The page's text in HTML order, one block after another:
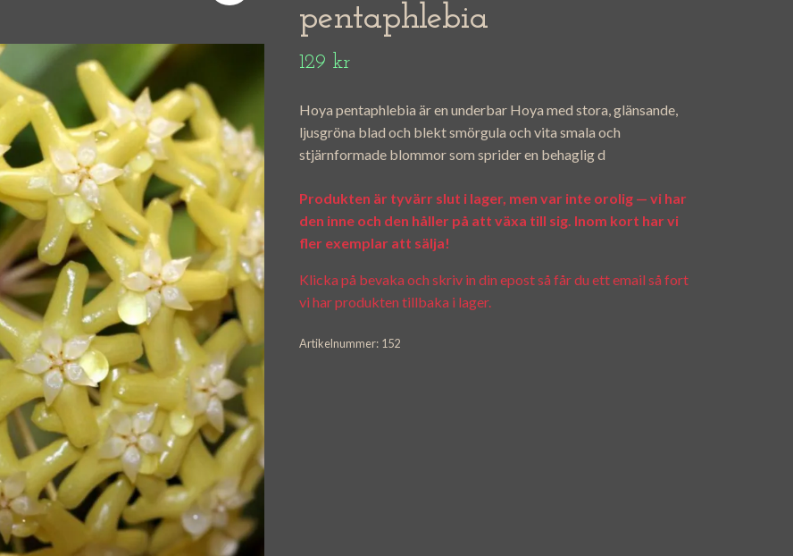
pentaphlebia
129 kr
Hoya pentaphlebia är en underbar Hoya med stora, glänsande,
ljusgröna blad och blekt smörgula och vita smala och
stjärnformade blommor som sprider en behaglig d
Produkten är tyvärr slut i lager, men var inte orolig — vi har
den inne och den håller på att växa till sig. Inom kort har vi
fler exemplar att sälja!
Klicka på bevaka och skriv in din epost så får du ett email så fort
vi har produkten tillbaka i lager.
Artikelnummer: 152